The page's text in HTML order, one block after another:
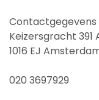
Keizersgracht 391
1016 EJ
020 3697929